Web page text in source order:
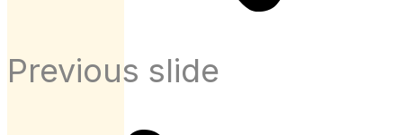
Previous slide